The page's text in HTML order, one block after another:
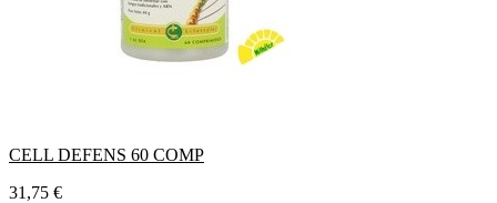
CELL DEFENS 60 COMP
Precio
31,75 €